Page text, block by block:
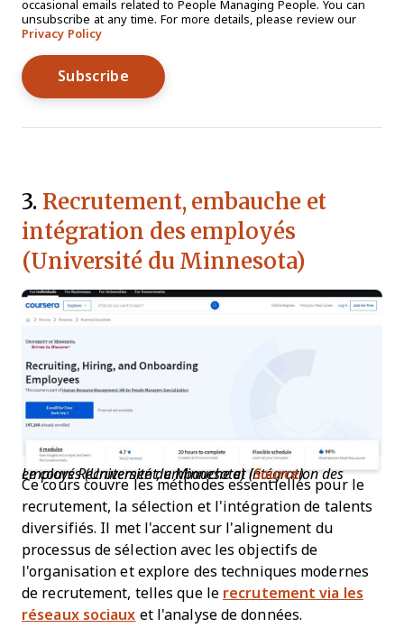
occasional emails related to People Managing People. You can
unsubscribe at any time. For more details, please review our
Privacy Policy
3. Recrutement, embauche et
intégration des employés
(Université du Minnesota)
Le cours Recrutement, embauche et intégration des employés (Université du Minnesota) (Source)
Ce cours couvre les méthodes essentielles pour le
recrutement, la sélection et l'intégration de talents
diversifiés. Il met l'accent sur l'alignement du
processus de sélection avec les objectifs de
l'organisation et explore des techniques modernes
de recrutement, telles que le recrutement via les
réseaux sociaux et l'analyse de données.